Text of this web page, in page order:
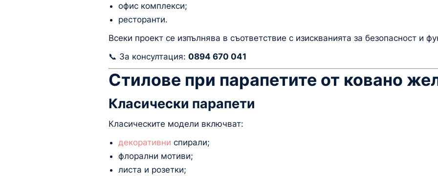
офис комплекси;
ресторанти.
Всеки проект се изпълнява в съответствие с изискванията за безопасност и
📞 За консултация: 0894 670 041
Стилове при парапетите от ковано
Класически парапети
Класическите модели включват:
декоративни спирали;
флорални мотиви;
листа и розетки;